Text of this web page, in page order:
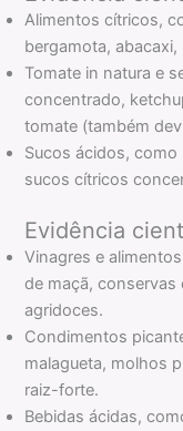
Alimentos cítricos,
bergamota,
Tomate in natura e
concentrado,
tomate (também
Sucos ácidos, como
sucos cítricos
Evidência
Vinagres e
de maçã, conservas
agridoces.
Condimentos
malagueta, molhos
raiz-forte.
Bebidas ácidas,